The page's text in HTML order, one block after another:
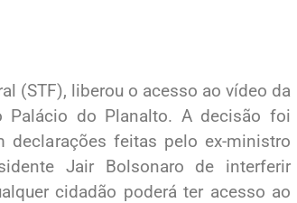
(STF), liberou o acesso ao vídeo da
do Planalto. A decisão foi
declarações feitas pelo ex-ministro
Jair Bolsonaro de interferir
cidadão poderá ter acesso ao